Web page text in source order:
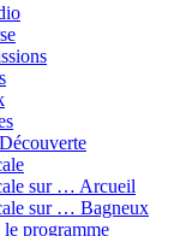
sur … Arcueil
sur … Bagneux
programme